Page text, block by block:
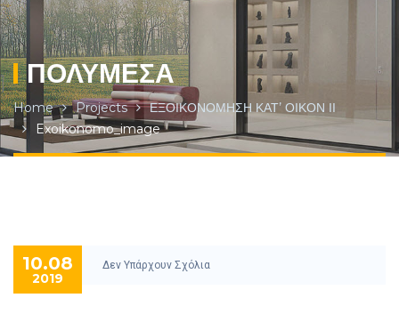
ΠΟΛΥΜΈΣΑ
Home Projects
ΕΞΟΙΚΟΝΟΜΗΣΗ ΚΑΤ’ ΟΙΚΟΝ ΙΙ
Exoikonomo_image
10.08
2019
Δεν Υπάρχουν Σχόλια